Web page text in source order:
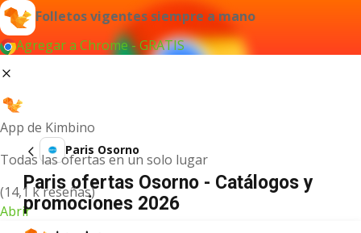
Folletos vigentes siempre a mano
Agregar a Chrome - GRATIS
App de Kimbino
Todas las ofertas en un solo lugar
(14,1 k reseñas)
Abrir
Paris Osorno
Paris ofertas Osorno - Catálogos y
promociones 2026